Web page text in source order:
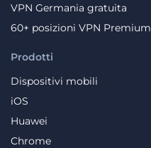
Prodotti
Dispositivi mobili
iOS
Huawei
Chrome
VPN Germania gratuita
60+ posizioni VPN Premium